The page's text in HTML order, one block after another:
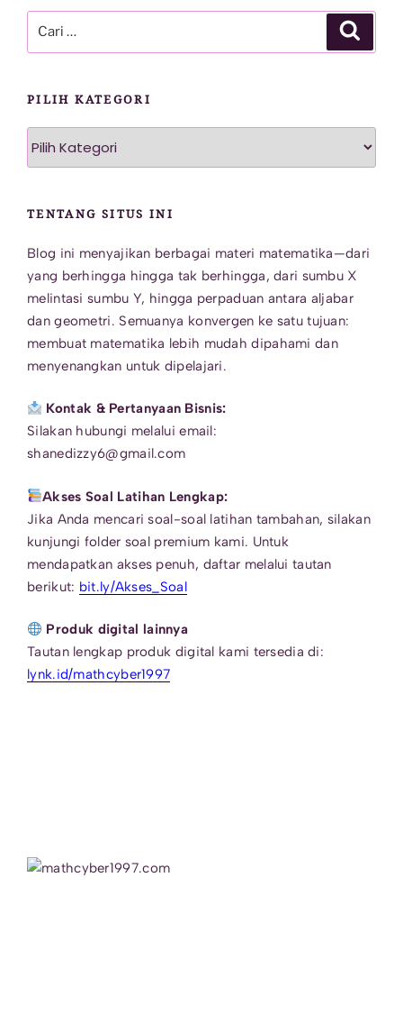
PILIH KATEGORI
TENTANG SITUS INI
Blog ini menyajikan berbagai materi matematika—dari
yang berhingga hingga tak berhingga, dari sumbu X
melintasi sumbu Y, hingga perpaduan antara aljabar
dan geometri. Semuanya konvergen ke satu tujuan:
membuat matematika lebih mudah dipahami dan
menyenangkan untuk dipelajari.
Kontak & Pertanyaan Bisnis:
Silakan hubungi melalui email:
shanedizzy6@gmail.com
Akses Soal Latihan Lengkap:
Jika Anda mencari soal-soal latihan tambahan, silakan
kunjungi folder soal premium kami. Untuk
mendapatkan akses penuh, daftar melalui tautan
berikut: bit.ly/Akses_Soal
Produk digital lainnya
Tautan lengkap produk digital kami tersedia di:
lynk.id/mathcyber1997